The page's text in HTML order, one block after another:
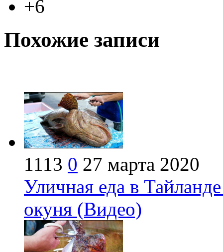
+6
Похожие записи
1113 0 27 марта 2020
Уличная еда в
окуня (Видео)